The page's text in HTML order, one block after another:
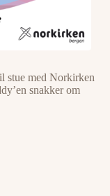
stue med Norkirken
snakker om